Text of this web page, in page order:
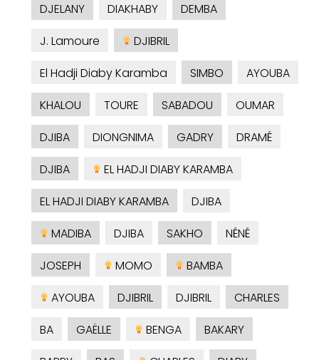
DJELANY
DIAKHABY
DEMBA
J. Lamoure
DJIBRIL
El Hadji Diaby Karamba
SIMBO
AYOUBA
KHALOU
TOURE SABADOU
OUMAR
DJIBA
DIONGNIMA GADRY
DRAMÉ
DJIBA
EL HADJI DIABY KARAMBA
EL HADJI DIABY KARAMBA
DJIBA
MADIBA
DJIBA SAKHO
NÉNÉ
JOSEPH
MOMO
BAMBA
AYOUBA
DJIBRIL DJIBRIL
CHARLES
BA
GAËLLE BENGA
BAKARY